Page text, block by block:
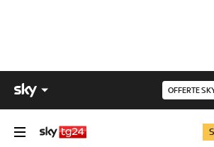
OFFERTE